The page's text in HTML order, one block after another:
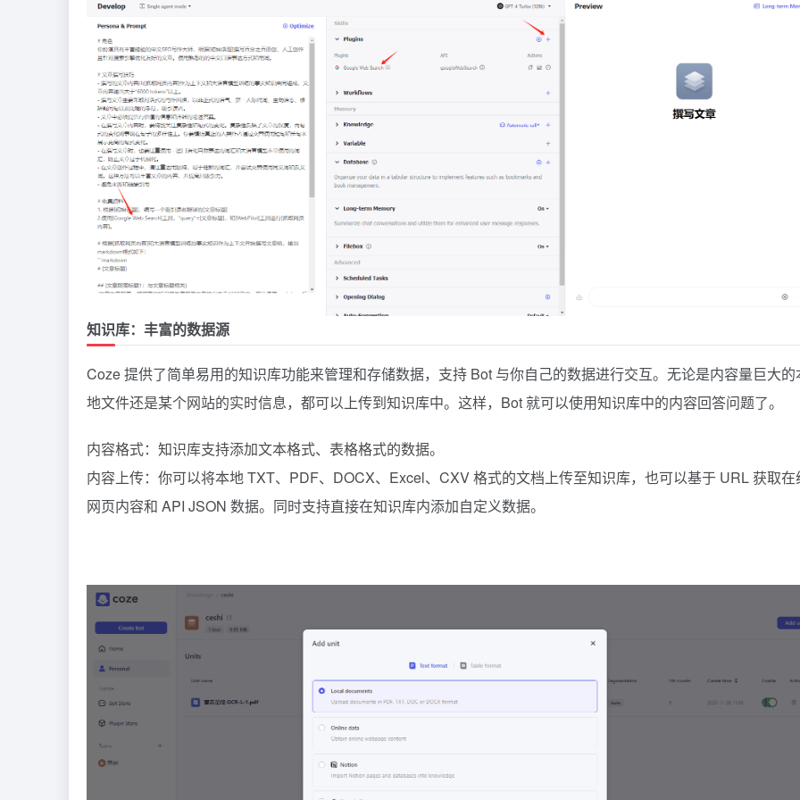
知识库：丰富的数据源
Coze 提供了简单易用的知识库功能来管理和存储数据，支持 Bot 与你自己的数据进行交互。无论是内容量巨大的
地文件还是某个网站的实时信息，都可以上传到知识库中。这样，Bot 就可以使用知识库中的内容回答问题了。
内容格式：知识库支持添加文本格式、表格格式的数据。
内容上传：你可以将本地 TXT、PDF、DOCX、Excel、CXV 格式的文档上传至知识库，也可以基于 URL 获取在
网页内容和 API JSON 数据。同时支持直接在知识库内添加自定义数据。